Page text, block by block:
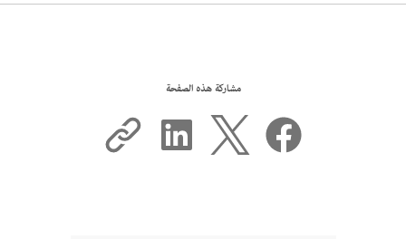
مشاركة هذه الصفحة